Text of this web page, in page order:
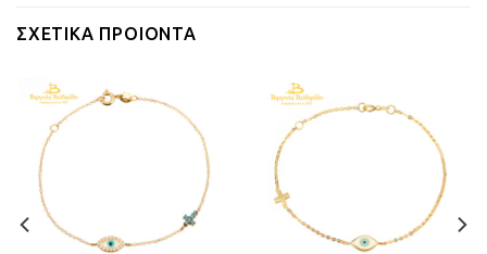
ΣΧΕΤΙΚΆ ΠΡΟΙΌΝΤΑ